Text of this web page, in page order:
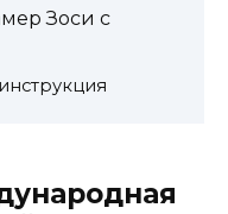
Зоси с